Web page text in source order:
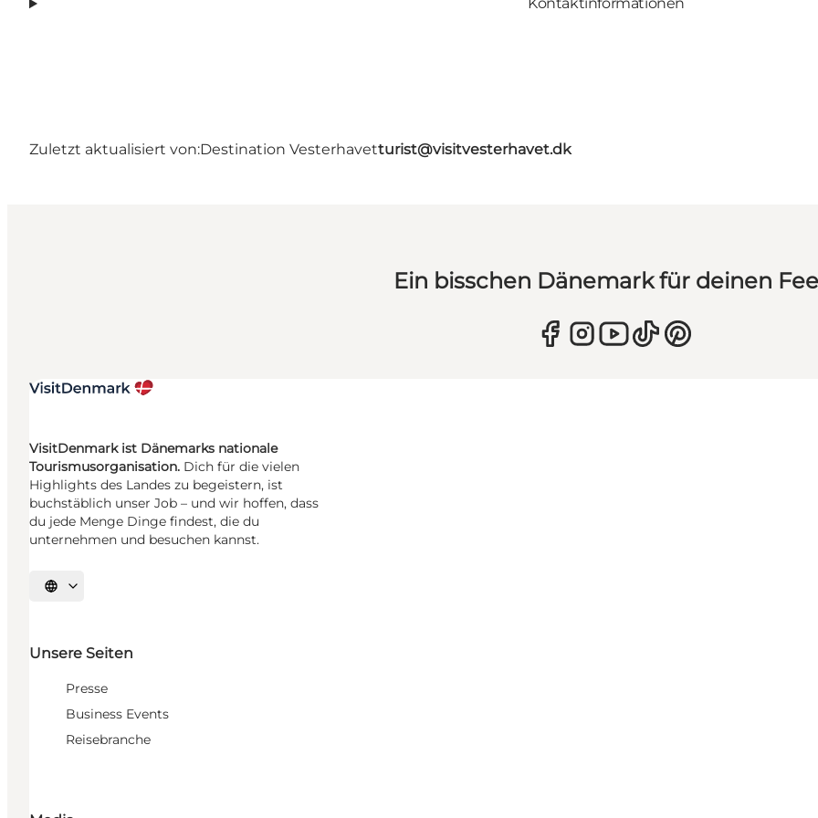
Zuletzt aktualisiert von:Destination Vesterhavetturist@visitvesterhavet.dk
Ein bisschen Dänemark für deinen
VisitDenmark ist Dänemarks nationale
Tourismusorganisation. Dich für die vielen
Highlights des Landes zu begeistern, ist
buchstäblich unser Job – und wir hoffen, dass
du jede Menge Dinge findest, die du
unternehmen und besuchen kannst.
Sprache auswählen
Unsere Seiten
Presse
Business Events
Reisebranche